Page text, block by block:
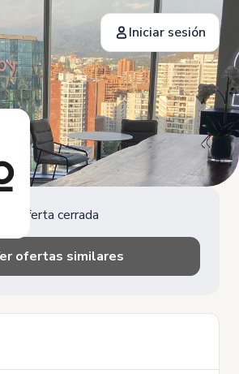
Iniciar sesión
Oferta cerrada
ofertas similares